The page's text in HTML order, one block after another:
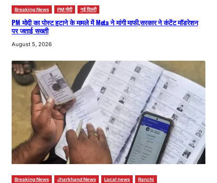
Breaking News PM मोदी नई दिल्ली
PM मोदी का पोस्ट हटाने के मामले में Meta ने मांगी माफी,सरकार ने कंटेंट मॉडरेशन
पर जताई सख्ती
August 5, 2026
Breaking News Jharkhand News Local news Ranchi